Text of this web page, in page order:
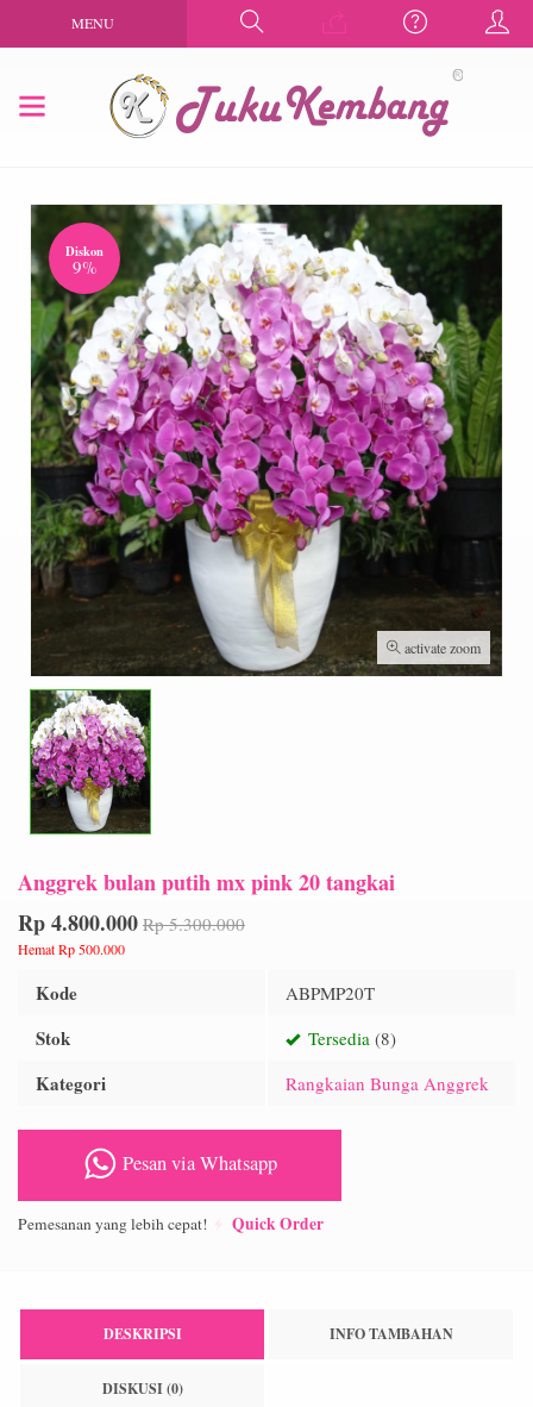
MENU
activate zoom
Diskon
9%
Anggrek bulan putih mx pink 20 tangkai
Rp 4.800.000 Rp 5.300.000
Hemat Rp 500.000
Kode ABPMP20T
Stok Tersedia (8)
Kategori Rangkaian Bunga Anggrek
Pesan via Whatsapp
Pemesanan yang lebih cepat! Quick Order
DESKRIPSI INFO TAMBAHAN
DISKUSI (0)